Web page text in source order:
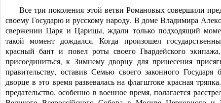
Все три поколения этой ветви Романовых совершили
своему Государю и русскому народу. В доме Владимира
свержении Царя и Царицы, ждали только подходящий
такой момент дождался. Когда произошел
красный бант и повел роты своего Гвардейского
присоединиться, к Зимнему дворцу для принесения
правительству, оставив Семью своего законного
дворце в это время развевалась на флагштоке красная
предательство, особенно в военное время, полагается